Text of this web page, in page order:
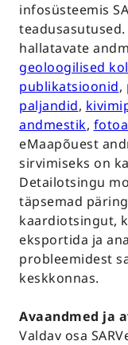
infosüsteemis
hallatavate
geoloogilised
publikatsioonid,
paljandid,
andmestik,
eMaapõuest
sirvimiseks on
Detailotsingu
täpsemad
kaardiotsingut,
eksportida ja
probleemidest
keskkonnas.
Avaandmed ja
Valdav osa